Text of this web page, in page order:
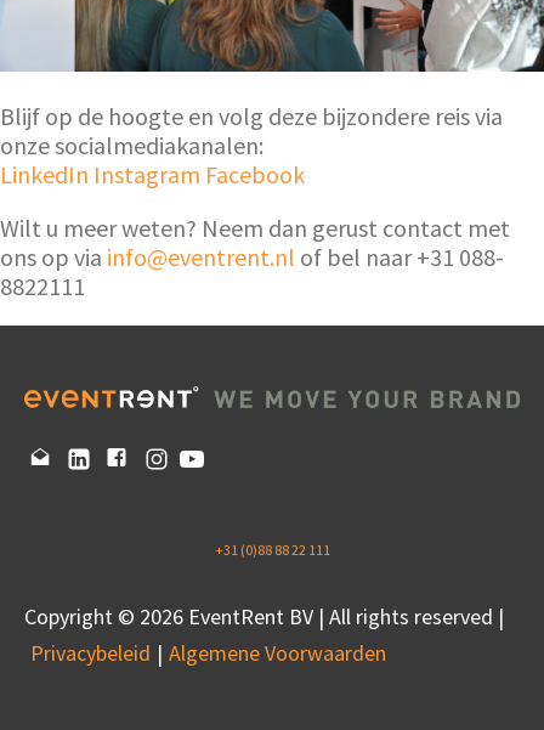
Blijf op de hoogte en volg deze bijzondere reis via
onze socialmediakanalen:
LinkedIn Instagram Facebook
Wilt u meer weten? Neem dan gerust contact met
ons op via info@eventrent.nl of bel naar +31 088-
8822111
+31 (0)88 88 22 111
Copyright © 2026 EventRent BV | All rights reserved |
Privacybeleid
Algemene Voorwaarden